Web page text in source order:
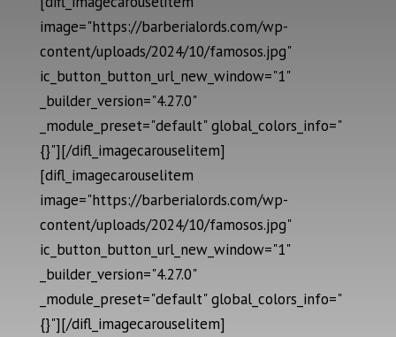
image="https://barberialords.com/wp-
content/uploads/2024/10/famosos.jpg"
ic_button_button_url_new_window="1"
_builder_version="4.27.0"
_module_preset="default" global_colors_info="
{}"][/difl_imagecarouselitem]
[difl_imagecarouselitem
image="https://barberialords.com/wp-
content/uploads/2024/10/famosos.jpg"
ic_button_button_url_new_window="1"
_builder_version="4.27.0"
_module_preset="default" global_colors_info="
{}"][/difl_imagecarouselitem]